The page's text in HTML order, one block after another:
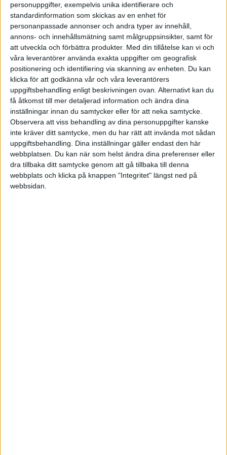
personuppgifter, exempelvis unika identifierare och
standardinformation som skickas av en enhet för
personanpassade annonser och andra typer av innehåll,
annons- och innehållsmätning samt målgruppsinsikter, samt för
att utveckla och förbättra produkter. Med din tillåtelse kan vi och
våra leverantörer använda exakta uppgifter om geografisk
positionering och identifiering via skanning av enheten. Du kan
klicka för att godkänna vår och våra leverantörers
uppgiftsbehandling enligt beskrivningen ovan. Alternativt kan du
få åtkomst till mer detaljerad information och ändra dina
inställningar innan du samtycker eller för att neka samtycke.
Observera att viss behandling av dina personuppgifter kanske
inte kräver ditt samtycke, men du har rätt att invända mot sådan
uppgiftsbehandling. Dina inställningar gäller endast den här
webbplatsen. Du kan när som helst ändra dina preferenser eller
dra tillbaka ditt samtycke genom att gå tillbaka till denna
webbplats och klicka på knappen "Integritet" längst ned på
webbsidan.
Ett exempel är den studie som visar att den lite
bullriga miljön på ett kafé ökar kreativiteten. En
möjlig förklaring till detta är att en lagom nivå av
bakgrundsljud håller den logiska delen av hjärnan
sysselsatt - och därmed frigör den i vanliga fall
undanskuffade kreativa kraften.
Diska, städa och ta en dusch
Det finns också flera studier som visar att
dagdrömmande ökar kreativiteten. Våra mest
spännande och nyskapande tankar och idéer
tenderar att dyka upp när vi diskar, städar eller står i
duschen. Även i detta fall är den logiska kraften i din